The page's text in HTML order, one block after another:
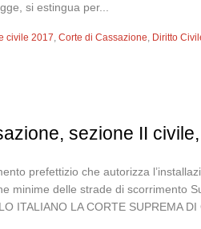
si estingua per...
civile 2017,Corte di Cassazione, Diritto
sezione II
prefettizio che autorizza
minime delle strade di scorrimento
ITALIANO LA CORTE SUPREMA DI